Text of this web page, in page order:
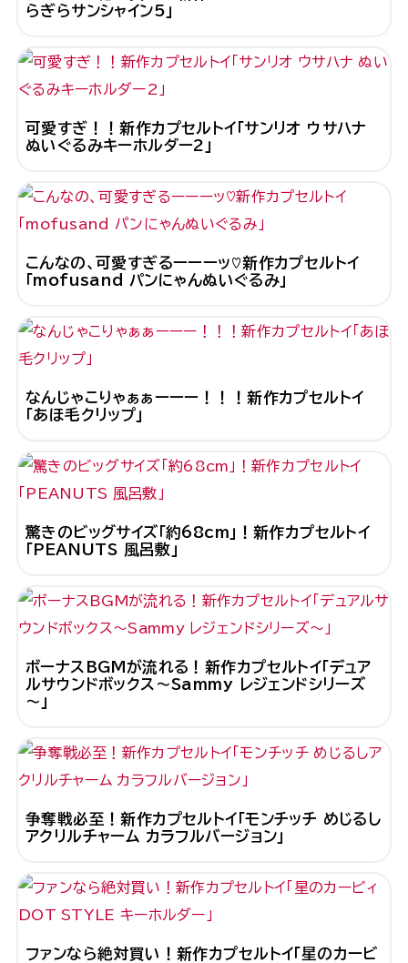
らぎらサンシャイン5」
可愛すぎ！！新作カプセルトイ「サンリオ ウサハナ
ぬいぐるみキーホルダー2」
こんなの、可愛すぎるーーーッ♡新作カプセルトイ
「mofusand パンにゃんぬいぐるみ」
なんじゃこりゃぁぁーーー！！！新作カプセルトイ
「あほ毛クリップ」
驚きのビッグサイズ「約68cm」！新作カプセルトイ
「PEANUTS 風呂敷」
ボーナスBGMが流れる！新作カプセルトイ「デュア
ルサウンドボックス～Sammy レジェンドシリーズ
～」
争奪戦必至！新作カプセルトイ「モンチッチ めじるし
アクリルチャーム カラフルバージョン」
ファンなら絶対買い！新作カプセルトイ「星のカービ